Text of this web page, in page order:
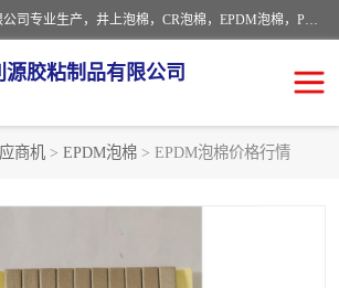
深圳市利源胶粘制品有限公司专业生产，井上泡棉，CR泡棉，EPDM泡棉，PORON泡棉厚度剖切，公差正负0.1mm，硅胶条，脚垫，异形一次成型，雕刻EVA海绵；包装材料:精密仪器、医疗器具、运输时缓冲、防震材料。建筑:住房装潢材料、房屋门窗密封；轻便、强韧性：轻便并且具有较强的韧性，良好的耐油性与耐溶剂性。隔热性：导热性低具有优越的保温性，具有的回弹性。
源胶粘制品有限公司
商机 > EPDM泡棉 > EPDM泡棉价格行情